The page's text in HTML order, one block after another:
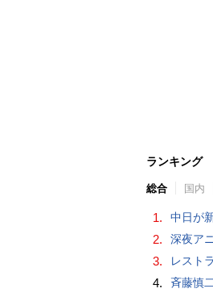
ランキング
総合 国内
1. 中日が
2. 深夜ア
3. レスト
4. 斉藤慎